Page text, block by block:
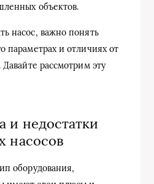
объектов.
насос, важно понять
параметрах и отличиях от
Давайте рассмотрим эту
и недостатки
насосов
оборудования,